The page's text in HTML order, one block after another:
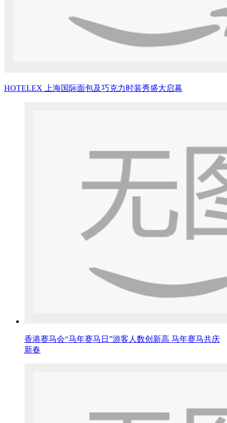
HOTELEX 上海国际面包及巧克力时装秀盛大启幕
香港赛马会“马年赛马日”游客人数创新高 马年赛马共庆
新春